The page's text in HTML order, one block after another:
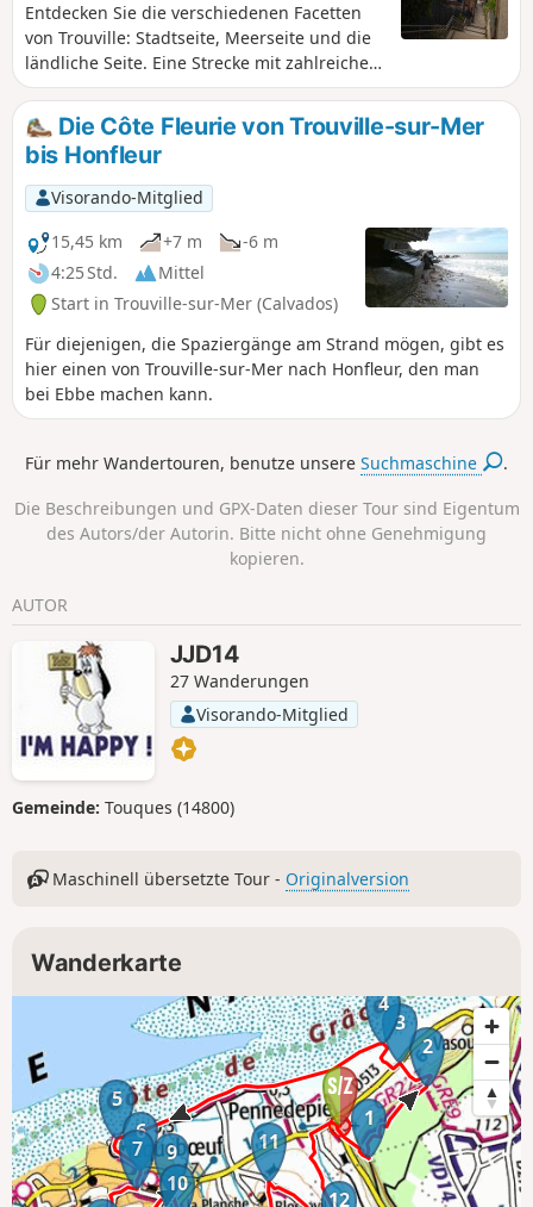
Entdecken Sie die verschiedenen Facetten
von Trouville: Stadtseite, Meerseite und die
ländliche Seite. Eine Strecke mit zahlreichen
Aussichtspunkten auf den Ärmelkanal und
die Landschaft der Normandie. Für alle, die
den Hafen von Trouville kennen!
Die Côte Fleurie von Trouville-sur-Mer
bis Honfleur
Visorando-Mitglied
15,45 km
+7 m
-6 m
4:25 Std.
Mittel
Start in Trouville-sur-Mer (Calvados)
Für diejenigen, die Spaziergänge am Strand mögen, gibt es
hier einen von Trouville-sur-Mer nach Honfleur, den man
bei Ebbe machen kann.
Für mehr Wandertouren, benutze unsereSuchmaschine .
Die Beschreibungen und GPX-Daten dieser Tour sind Eigentum
des Autors/der Autorin. Bitte nicht ohne Genehmigung
kopieren.
AUTOR
JJD14
27 Wanderungen
Visorando-Mitglied
Gemeinde: Touques (14800)
Maschinell übersetzte Tour - Originalversion
Wanderkarte
1
2
3
4
5
6
7
9
10
11
12